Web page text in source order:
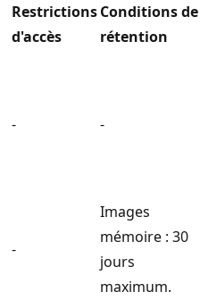
Restrictions
d'accès
Conditions de
rétention
- -
-
Images
mémoire : 30
jours
maximum.